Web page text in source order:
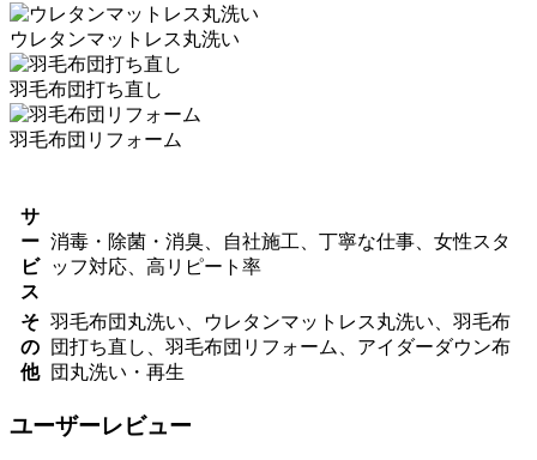
ウレタンマットレス丸洗い
羽毛布団打ち直し
羽毛布団リフォーム
サ
ー
ビ
ス
消毒・除菌・消臭、自社施工、丁寧な仕事、女性スタ
ッフ対応、高リピート率
そ
の
他
羽毛布団丸洗い、ウレタンマットレス丸洗い、羽毛布
団打ち直し、羽毛布団リフォーム、アイダーダウン布
団丸洗い・再生
ユーザーレビュー